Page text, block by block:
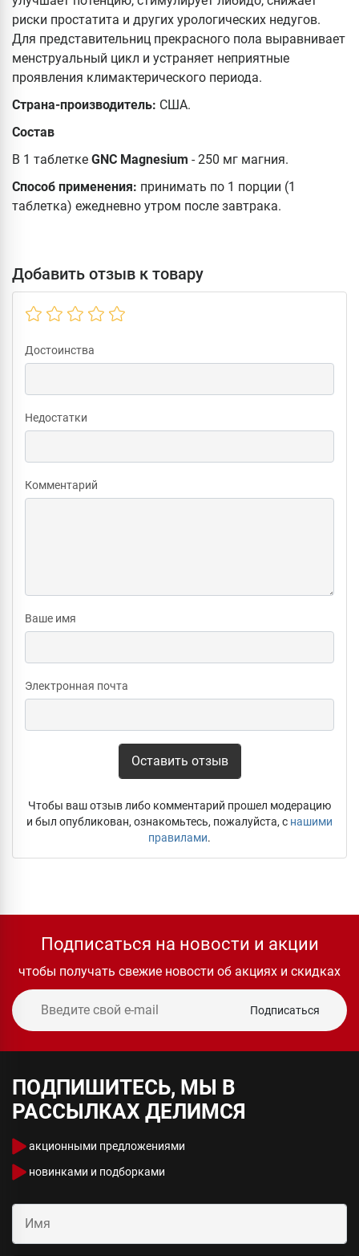
риски простатита и других урологических недугов.
Для представительниц прекрасного пола выравнивает
менструальный цикл и устраняет неприятные
проявления климактерического периода.
Страна-производитель: США.
Состав
В 1 таблетке GNC Magnesium - 250 мг магния.
Способ применения: принимать по 1 порции (1
таблетка) ежедневно утром после завтрака.
Добавить отзыв к товару
Достоинства
Недостатки
Комментарий
Ваше имя
Электронная почта
Оставить отзыв
Чтобы ваш отзыв либо комментарий прошел модерацию
и был опубликован, ознакомьтесь, пожалуйста, с нашими
правилами.
Подписаться на новости и акции
чтобы получать свежие новости об акциях и скидках
Подписаться
ПОДПИШИТЕСЬ, МЫ В
РАССЫЛКАХ ДЕЛИМСЯ
акционными предложениями
новинками и подборками